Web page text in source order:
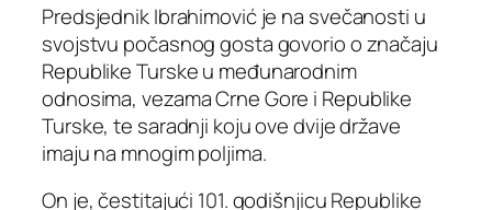
Predsjednik Ibrahimović je na svečanosti u
svojstvu počasnog gosta govorio o značaju
Republike Turske u međunarodnim
odnosima, vezama Crne Gore i Republike
Turske, te saradnji koju ove dvije države
imaju na mnogim poljima.
On je, čestitajući 101. godišnjicu Republike